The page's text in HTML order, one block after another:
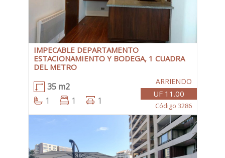
IMPECABLE DEPARTAMENTO
ESTACIONAMIENTO Y BODEGA, 1 CUADRA
DEL METRO
35 m2
1
1 1
ARRIENDO
UF 11.00
Código 3286